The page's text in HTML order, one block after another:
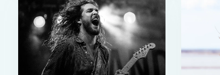
pomocą inteligentnych kontraktów –
automatycznych programów
wykonujących określone zadania
zgodnie z zapisanymi regułami.
tego
aby